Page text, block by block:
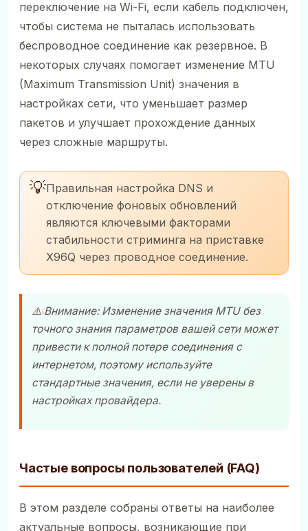
переключение на Wi-Fi, если кабель подключен,
чтобы система не пыталась использовать
беспроводное соединение как резервное. В
некоторых случаях помогает изменение MTU
(Maximum Transmission Unit) значения в
настройках сети, что уменьшает размер
пакетов и улучшает прохождение данных
через сложные маршруты.
💡Правильная настройка DNS и
отключение фоновых обновлений
являются ключевыми факторами
стабильности стриминга на приставке
X96Q через проводное соединение.
⚠️ Внимание: Изменение значения MTU без
точного знания параметров вашей сети может
привести к полной потере соединения с
интернетом, поэтому используйте
стандартные значения, если не уверены в
настройках провайдера.
Частые вопросы пользователей (FAQ)
В этом разделе собраны ответы на наиболее
актуальные вопросы, возникающие при